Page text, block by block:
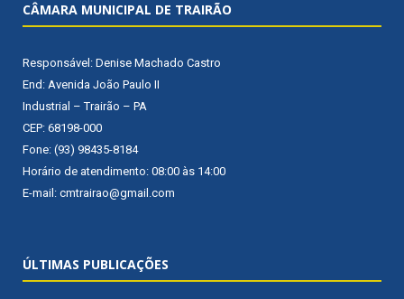
CÂMARA MUNICIPAL DE TRAIRÃO
Responsável: Denise Machado Castro
End: Avenida João Paulo II
Industrial – Trairão – PA
CEP: 68198-000
Fone: (93) 98435-8184
Horário de atendimento: 08:00 às 14:00
E-mail: cmtrairao@gmail.com
ÚLTIMAS PUBLICAÇÕES